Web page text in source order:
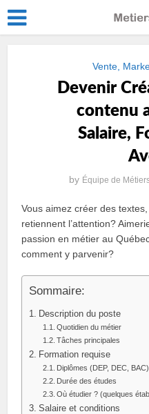
Vente,
Devenir
contenu
Salaire,
by Équipe de
Vous aimez créer des
retiennent l’attention?
passion en métier au
comment y parvenir?
Sommaire:
Description du poste
Quotidien du métier
Tâches principales
Formation requise
Diplômes (DEP, DEC, BAC)
Durée des études
Où étudier ? (quelques
Salaire et conditions